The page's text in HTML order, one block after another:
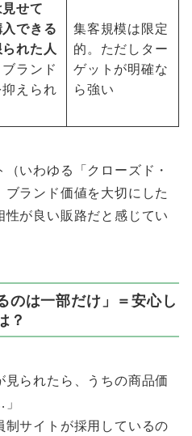
せて
入できる
れた人
ブランド
えられ
集客規模は限定
的。ただしター
ゲットが明確な
ら強い
いわゆる「クローズド・
ランド価値を大切にした
が良い販路だと感じてい
のは一部だけ」＝安心し
？
見られたら、うちの商品価
制サイトが採用しているの